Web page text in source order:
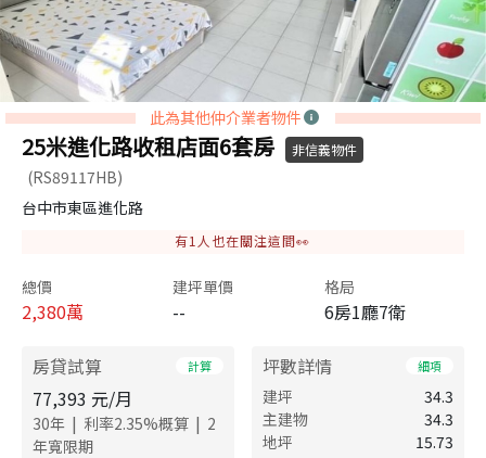
此為其他仲介業者物件
25米進化路收租店面6套房 非信義物件
(RS89117HB)
台中市東區進化路
有1 人也在關注這間👀
總價
2,380萬
建坪單價
--
格局
6房1廳7衛
房貸試算 計算
77,393 元/月
30年 | 利率2.35%概算 | 2
年寬限期
坪數詳情 細項
建坪
34.3
主建物
34.3
地坪
15.73